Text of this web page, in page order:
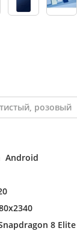
розовый
Android
8 Elite